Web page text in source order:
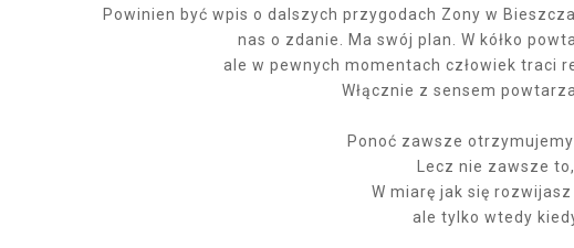
Powinien być wpis o dalszych przygodach Zony w
nas o zdanie. Ma swój plan. W kółko
ale w pewnych momentach człowiek traci
Włącznie z sensem
Ponoć zawsze
Lecz nie zawsze
W miarę jak się
ale tylko wtedy